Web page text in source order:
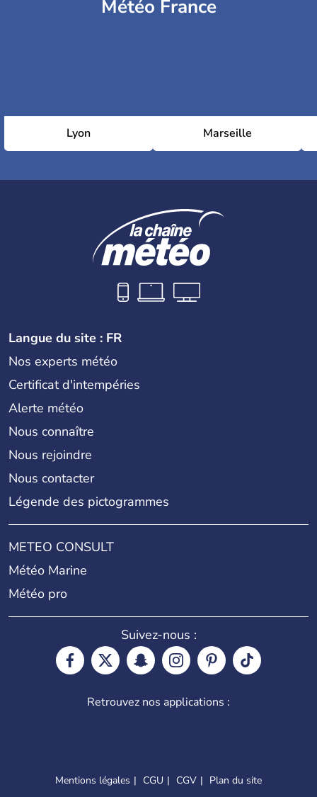
Météo France
Lyon Marseille
Langue du site : FR
Nos experts météo
Certificat d'intempéries
Alerte météo
Nous connaître
Nous rejoindre
Nous contacter
Légende des pictogrammes
METEO CONSULT
Météo Marine
Météo pro
Suivez-nous :
Retrouvez nos applications :
Mentions légales CGU CGV
Plan du site